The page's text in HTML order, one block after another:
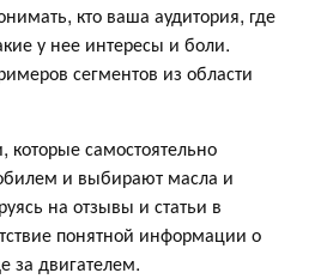
кто ваша аудитория, где
у нее интересы и боли.
сегментов из области
самостоятельно
и выбирают масла и
на отзывы и статьи в
понятной информации о
за двигателем.